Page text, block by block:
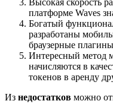
Высокая скорость
платформе Waves
Богатый
разработаны
браузерные
Интересный метод
начисляются в
токенов в аренду
Из недостатков можно